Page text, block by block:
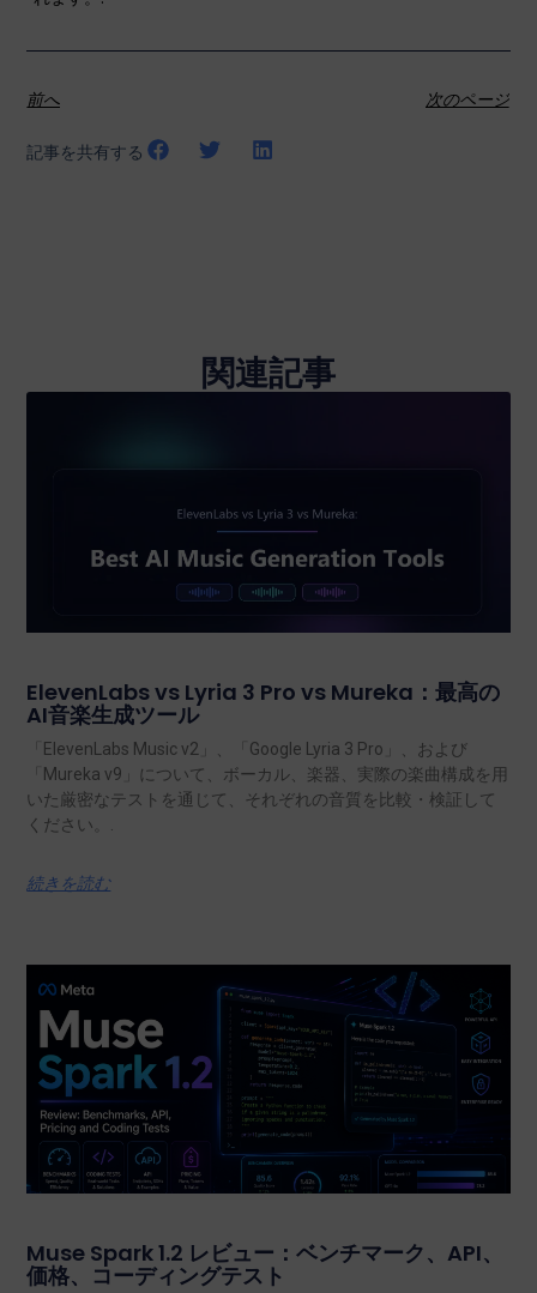
前へ 次のページ
記事を共有する
関連記事
ElevenLabs vs Lyria 3 Pro vs Mureka：最高の
AI音楽生成ツール
「ElevenLabs Music v2」、「Google Lyria 3 Pro」、および
「Mureka v9」について、ボーカル、楽器、実際の楽曲構成を用
いた厳密なテストを通じて、それぞれの音質を比較・検証して
ください。.
続きを読む
Muse Spark 1.2 レビュー：ベンチマーク、API、
価格、コーディングテスト